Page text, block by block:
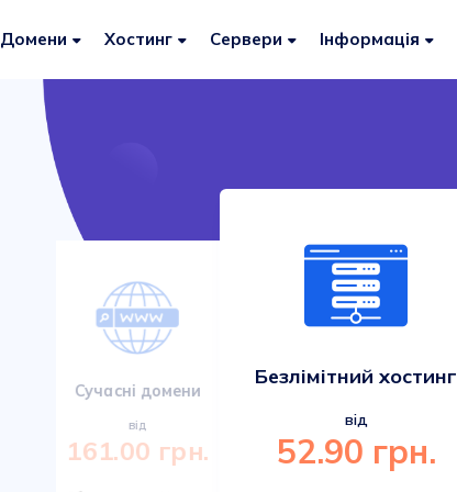
Домени Хостинг Сервери Інформація
Сучасні домени
від
161.00 грн.
Безлімітний хостинг
від
52.90 грн.